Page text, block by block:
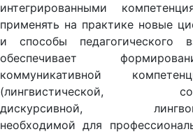
интегрированными
применять на практике новые
и способы педагогического
обеспечивает
коммуникативной
(лингвистической,
дискурсивной,
необходимой для